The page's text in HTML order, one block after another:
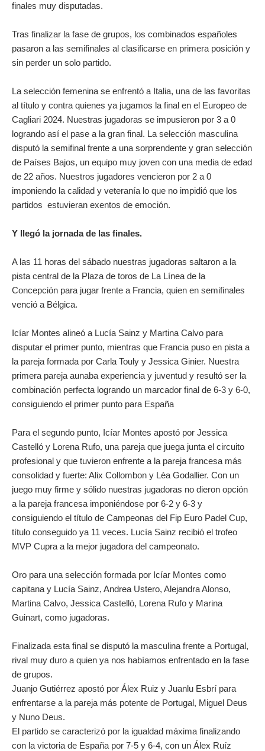
finales muy disputadas.
Tras finalizar la fase de grupos, los combinados españoles
pasaron a las semifinales al clasificarse en primera posición y
sin perder un solo partido.
La selección femenina se enfrentó a Italia, una de las favoritas
al título y contra quienes ya jugamos la final en el Europeo de
Cagliari 2024. Nuestras jugadoras se impusieron por 3 a 0
logrando así el pase a la gran final. La selección masculina
disputó la semifinal frente a una sorprendente y gran selección
de Países Bajos, un equipo muy joven con una media de edad
de 22 años. Nuestros jugadores vencieron por 2 a 0
imponiendo la calidad y veteranía lo que no impidió que los
partidos estuvieran exentos de emoción.
Y llegó la jornada de las finales.
A las 11 horas del sábado nuestras jugadoras saltaron a la
pista central de la Plaza de toros de La Línea de la
Concepción para jugar frente a Francia, quien en semifinales
venció a Bélgica.
Icíar Montes alineó a Lucía Sainz y Martina Calvo para
disputar el primer punto, mientras que Francia puso en pista a
la pareja formada por Carla Touly y Jessica Ginier. Nuestra
primera pareja aunaba experiencia y juventud y resultó ser la
combinación perfecta logrando un marcador final de 6-3 y 6-0,
consiguiendo el primer punto para España
Para el segundo punto, Icíar Montes apostó por Jessica
Castelló y Lorena Rufo, una pareja que juega junta el circuito
profesional y que tuvieron enfrente a la pareja francesa más
consolidad y fuerte: Alix Collombon y Lèa Godallier. Con un
juego muy firme y sólido nuestras jugadoras no dieron opción
a la pareja francesa imponiéndose por 6-2 y 6-3 y
consiguiendo el título de Campeonas del Fip Euro Padel Cup,
título conseguido ya 11 veces. Lucía Sainz recibió el trofeo
MVP Cupra a la mejor jugadora del campeonato.
Oro para una selección formada por Icíar Montes como
capitana y Lucía Sainz, Andrea Ustero, Alejandra Alonso,
Martina Calvo, Jessica Castelló, Lorena Rufo y Marina
Guinart, como jugadoras.
Finalizada esta final se disputó la masculina frente a Portugal,
rival muy duro a quien ya nos habíamos enfrentado en la fase
de grupos.
Juanjo Gutiérrez apostó por Álex Ruiz y Juanlu Esbrí para
enfrentarse a la pareja más potente de Portugal, Miguel Deus
y Nuno Deus.
El partido se caracterizó por la igualdad máxima finalizando
con la victoria de España por 7-5 y 6-4, con un Álex Ruíz